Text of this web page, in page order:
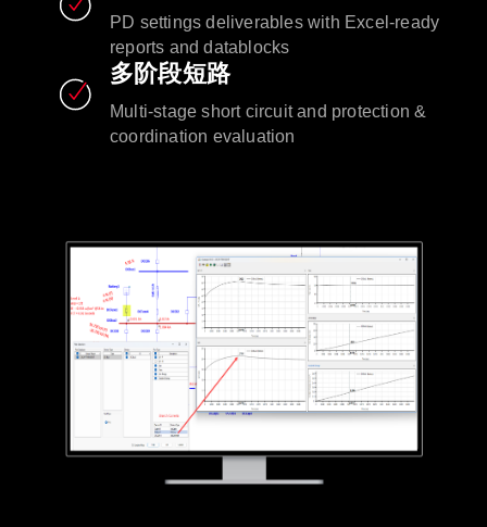
PD settings deliverables with Excel-ready
reports and datablocks
多阶段短路
Multi-stage short circuit and protection &
coordination evaluation